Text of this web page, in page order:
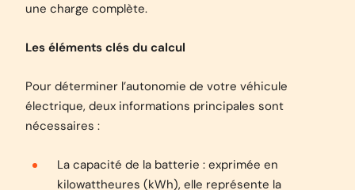
une charge complète.
Les éléments clés du calcul
Pour déterminer l’autonomie de votre véhicule
électrique, deux informations principales sont
nécessaires :
La capacité de la batterie : exprimée en
kilowattheures (kWh), elle représente la